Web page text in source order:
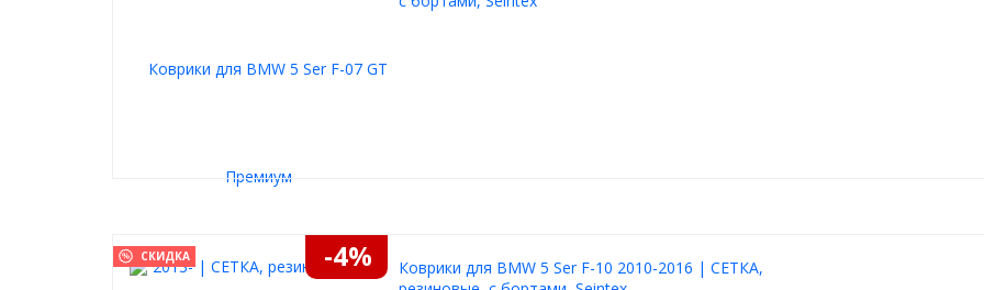
СКИДКА -4%
Коврики для BMW 5 Ser F-10 2010-2016 | СЕТКА,